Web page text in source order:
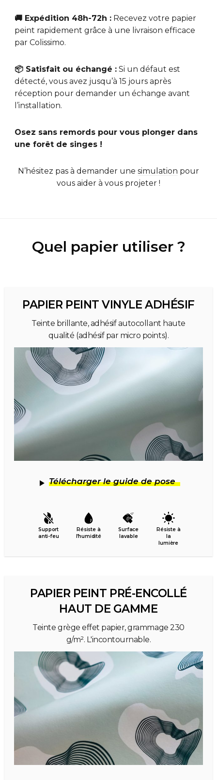
🚚 Expédition 48h-72h : Recevez votre papier
peint rapidement grâce à une livraison efficace
par Colissimo.
📦 Satisfait ou échangé : Si un défaut est
détecté, vous avez jusqu’à 15 jours après
réception pour demander un échange avant
l’installation.
Osez sans remords pour vous plonger dans
une forêt de singes !
N’hésitez pas à demander une simulation pour
vous aider à vous projeter !
Quel papier utiliser ?
PAPIER PEINT VINYLE ADHÉSIF
Teinte brillante, adhésif autocollant haute
qualité (adhésif par micro points).
Télécharger le guide de pose
Support
anti-feu
Résiste à
l’humidité
Surface
lavable
Résiste à
la
lumière
PAPIER PEINT PRÉ-ENCOLLÉ
HAUT DE GAMME
Teinte grège effet papier, grammage 230
g/m². L'incontournable.